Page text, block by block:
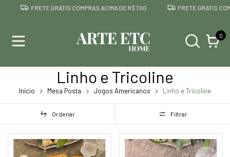
FRETE GRÁTIS COMPRAS ACIMA DE R$ 700 FRETE GRÁTIS
0
Linho e Tricoline
Início Mesa Posta Jogos Americanos Linho e Tricoline
Ordenar Filtrar